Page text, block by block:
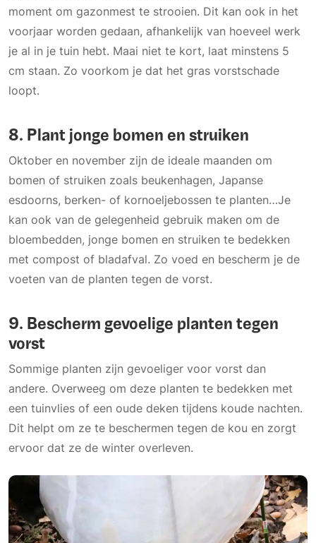
moment om gazonmest te strooien. Dit kan ook in het
voorjaar worden gedaan, afhankelijk van hoeveel werk
je al in je tuin hebt. Maai niet te kort, laat minstens 5
cm staan. Zo voorkom je dat het gras vorstschade
loopt.
8. Plant jonge bomen en struiken
Oktober en november zijn de ideale maanden om
bomen of struiken zoals beukenhagen, Japanse
esdoorns, berken- of kornoeljebossen te planten…Je
kan ook van de gelegenheid gebruik maken om de
bloembedden, jonge bomen en struiken te bedekken
met compost of bladafval. Zo voed en bescherm je de
voeten van de planten tegen de vorst.
9. Bescherm gevoelige planten tegen
vorst
Sommige planten zijn gevoeliger voor vorst dan
andere. Overweeg om deze planten te bedekken met
een tuinvlies of een oude deken tijdens koude nachten.
Dit helpt om ze te beschermen tegen de kou en zorgt
ervoor dat ze de winter overleven.